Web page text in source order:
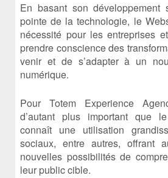
En basant son
pointe de la technologie, le
nécessité pour les entreprises
prendre conscience des
venir et de s’adapter à un
numérique.
Pour Totem Experience
d’autant plus important que
connaît une utilisation
sociaux, entre autres, offrant
nouvelles possibilités de
leur public cible.